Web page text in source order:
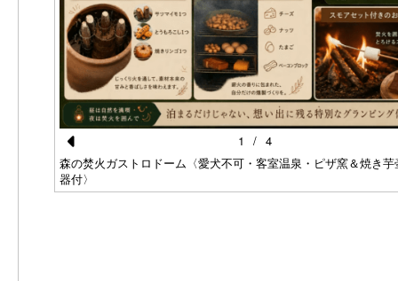
Pr
e
森の焚火ガストロドーム〈愛犬不可・客室温泉・ピザ窯＆焼き
器付〉
1 / 4